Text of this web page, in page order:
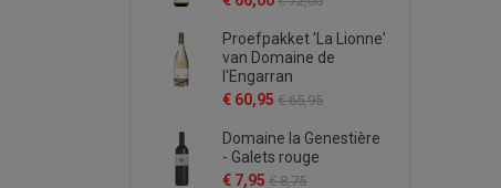
Proefpakket 'La Lionne'
van Domaine de
l'Engarran
€ 60,95 € 65,95
Domaine la Genestière
- Galets rouge
€ 7,95 € 8,75